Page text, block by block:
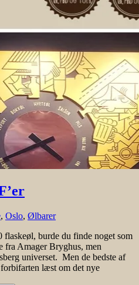
, Oslo, Ølbarer
flaskeøl, burde du finde noget som
fra Amager Bryghus, men
universet. Men de bedste af
læst om det nye